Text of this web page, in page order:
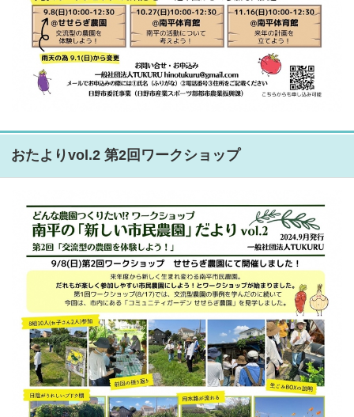
おたよりvol.2 第2回ワークショップ